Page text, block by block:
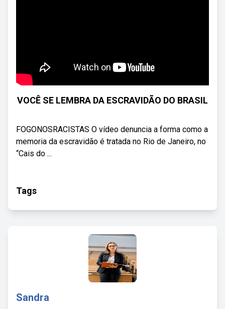
VOCÊ SE LEMBRA DA ESCRAVIDÃO DO BRASIL
FOGONOSRACISTAS O vídeo denuncia a forma como a
memoria da escravidão é tratada no Rio de Janeiro, no
“Cais do ...
Tags
Sandra